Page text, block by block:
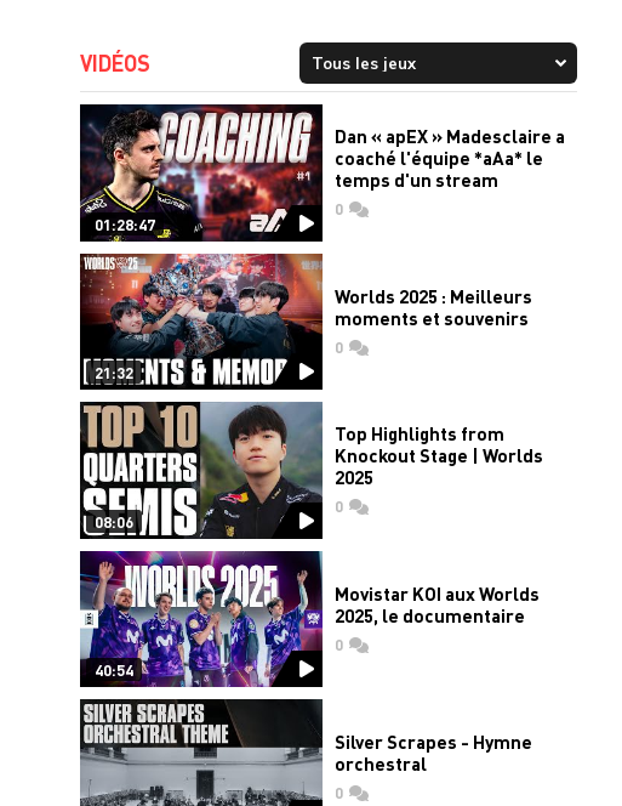
VIDÉOS
01:28:47
Dan « apEX » Madesclaire a
coaché l'équipe *aAa* le
temps d'un stream
0commentaires
21:32
Worlds 2025 : Meilleurs
moments et souvenirs
0commentaires
08:06
Top Highlights from
Knockout Stage | Worlds
2025
0commentaires
40:54
Movistar KOI aux Worlds
2025, le documentaire
0commentaires
Silver Scrapes - Hymne
orchestral
0commentaires